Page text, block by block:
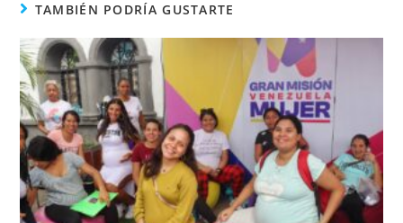
TAMBIÉN PODRÍA GUSTARTE